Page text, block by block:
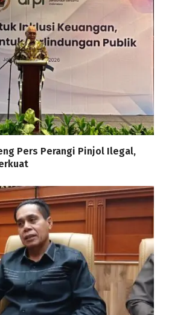
Pers Perangi Pinjol Ilegal,